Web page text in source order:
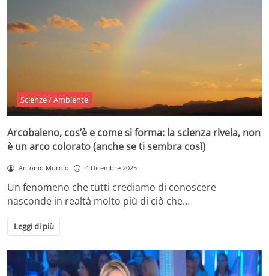
Scienze / Ambiente
Arcobaleno, cos’è e come si forma: la scienza rivela, non
è un arco colorato (anche se ti sembra così)
Antonio Murolo 4 Dicembre 2025
Un fenomeno che tutti crediamo di conoscere
nasconde in realtà molto più di ciò che…
Leggi di più